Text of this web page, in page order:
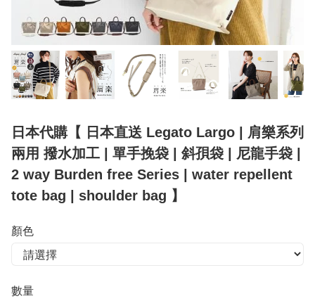
日本代購【 日本直送 Legato Largo | 肩樂系列
兩用 撥水加工 | 單手挽袋 | 斜孭袋 | 尼龍手袋 |
2 way Burden free Series | water repellent
tote bag | shoulder bag 】
顏色
數量